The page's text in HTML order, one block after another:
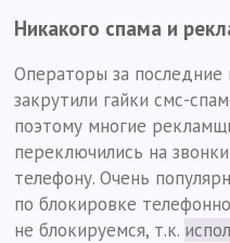
Никакого спама и
Операторы за последние
закрутили гайки смс-
поэтому многие
переключились на
телефону. Очень
по блокировке
не блокируемся, т.к.